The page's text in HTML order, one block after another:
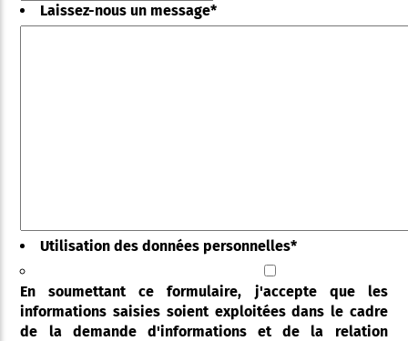
Laissez-nous un message*
Utilisation des données personnelles*
En soumettant ce formulaire, j'accepte que les
informations saisies soient exploitées dans le cadre
de la demande d'informations et de la relation